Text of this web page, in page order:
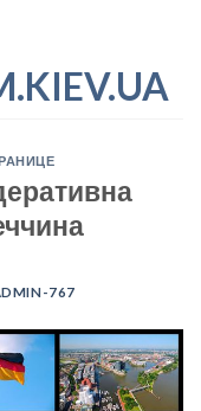
767